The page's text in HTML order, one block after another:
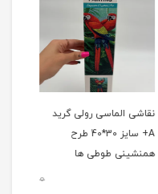
نقاشی الماسی رولی گرید
A+ سایز 30*40 طرح
همنشینی طوطی ها